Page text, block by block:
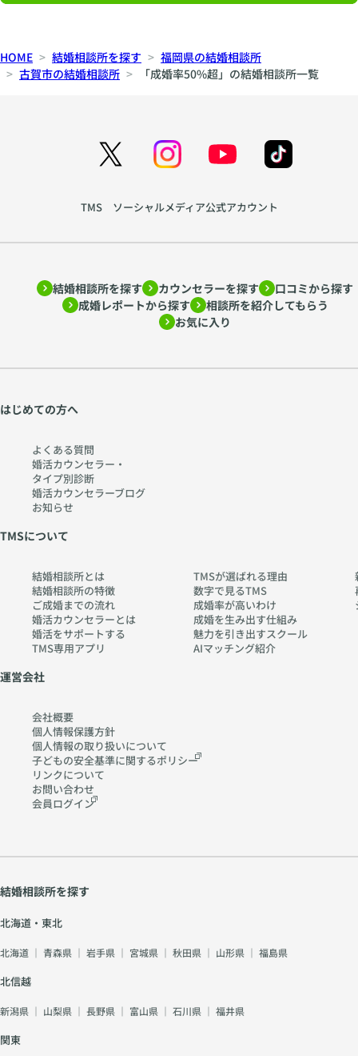
HOME 結婚相談所を探す
福岡県の結婚相談所
古賀市の結婚相談所
「成婚率50%超」の結婚相談所一覧
TMS ソーシャルメディア公式アカウント
結婚相談所を探す カウンセラーを探す
口コミから探す
成婚レポートから探す
相談所を紹介してもらう
お気に入り
はじめての方へ
よくある質問
婚活カウンセラー・
タイプ別診断
婚活カウンセラーブログ
お知らせ
TMSについて
結婚相談所とは
結婚相談所の特徴
ご成婚までの流れ
婚活カウンセラーとは
婚活をサポートする
TMS専用アプリ
TMSが選ばれる理由
数字で見るTMS
成婚率が高いわけ
成婚を生み出す仕組み
魅力を引き出すスクール
AIマッチング紹介
運営会社
会社概要
個人情報保護方針
個人情報の取り扱いについて
子どもの安全基準に関するポリシー
リンクについて
お問い合わせ
会員ログイン
結婚相談所を探す
北海道・東北
北海道 ｜ 青森県 ｜ 岩手県 ｜ 宮城県 ｜ 秋田県 ｜ 山形県 ｜ 福島県
北信越
新潟県 ｜ 山梨県 ｜ 長野県 ｜ 富山県 ｜ 石川県 ｜ 福井県
関東